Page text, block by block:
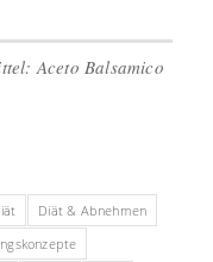
Aceto Balsamico
Diät & Abnehmen